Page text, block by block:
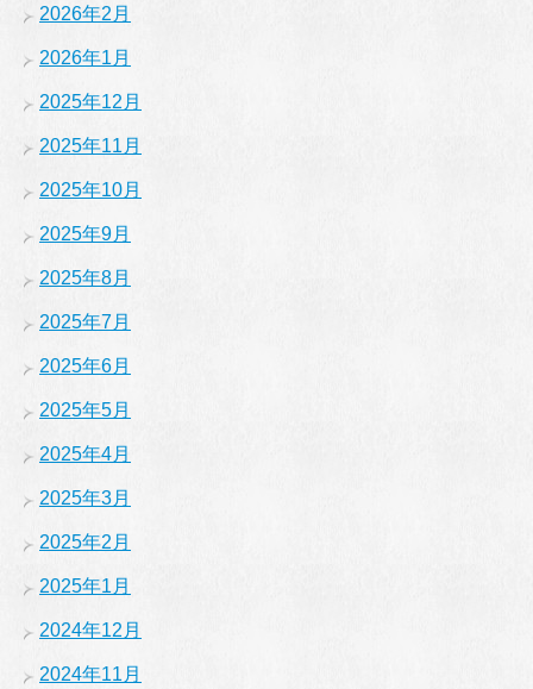
2026年2月
2026年1月
2025年12月
2025年11月
2025年10月
2025年9月
2025年8月
2025年7月
2025年6月
2025年5月
2025年4月
2025年3月
2025年2月
2025年1月
2024年12月
2024年11月